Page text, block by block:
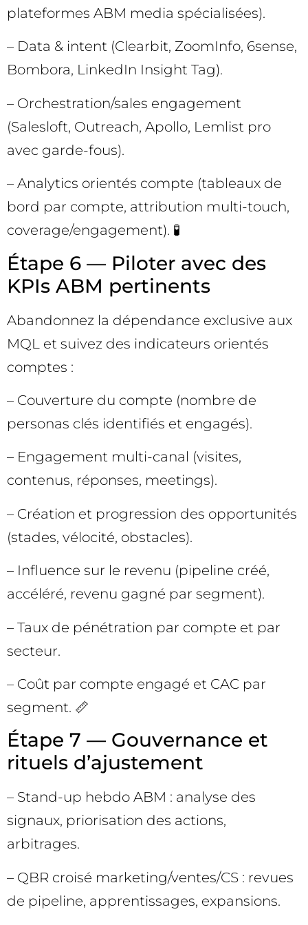
plateformes ABM media spécialisées).
– Data & intent (Clearbit, ZoomInfo, 6sense,
Bombora, LinkedIn Insight Tag).
– Orchestration/sales engagement
(Salesloft, Outreach, Apollo, Lemlist pro
avec garde-fous).
– Analytics orientés compte (tableaux de
bord par compte, attribution multi-touch,
coverage/engagement). 🧪
Étape 6 — Piloter avec des
KPIs ABM pertinents
Abandonnez la dépendance exclusive aux
MQL et suivez des indicateurs orientés
comptes :
– Couverture du compte (nombre de
personas clés identifiés et engagés).
– Engagement multi-canal (visites,
contenus, réponses, meetings).
– Création et progression des opportunités
(stades, vélocité, obstacles).
– Influence sur le revenu (pipeline créé,
accéléré, revenu gagné par segment).
– Taux de pénétration par compte et par
secteur.
– Coût par compte engagé et CAC par
segment. 📏
Étape 7 — Gouvernance et
rituels d’ajustement
– Stand-up hebdo ABM : analyse des
signaux, priorisation des actions,
arbitrages.
– QBR croisé marketing/ventes/CS : revues
de pipeline, apprentissages, expansions.